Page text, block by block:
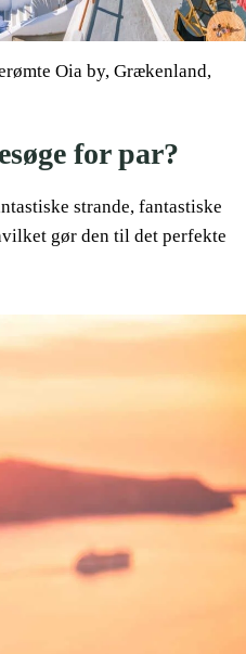
Oia by, Grækenland,
for par?
strande, fantastiske
gør den til det perfekte